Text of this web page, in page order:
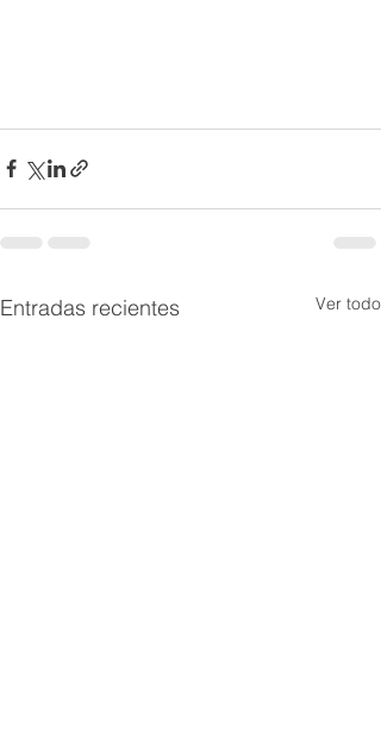
Entradas recientes Ver todo